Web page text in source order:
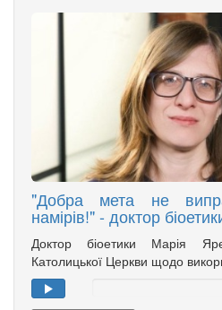
"Добра мета не
намірів!" - доктор
Доктор біоетики Марія
Католицької Церкви щодо